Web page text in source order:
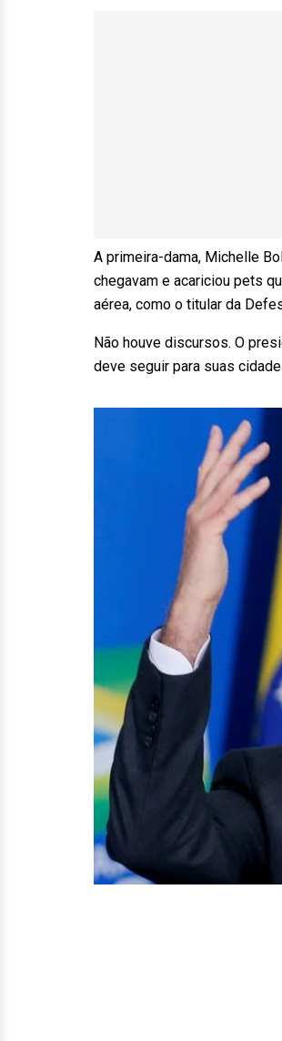
A primeira-dama, Michelle
chegavam e acariciou pets
aérea, como o titular da
Não houve discursos. O
deve seguir para suas